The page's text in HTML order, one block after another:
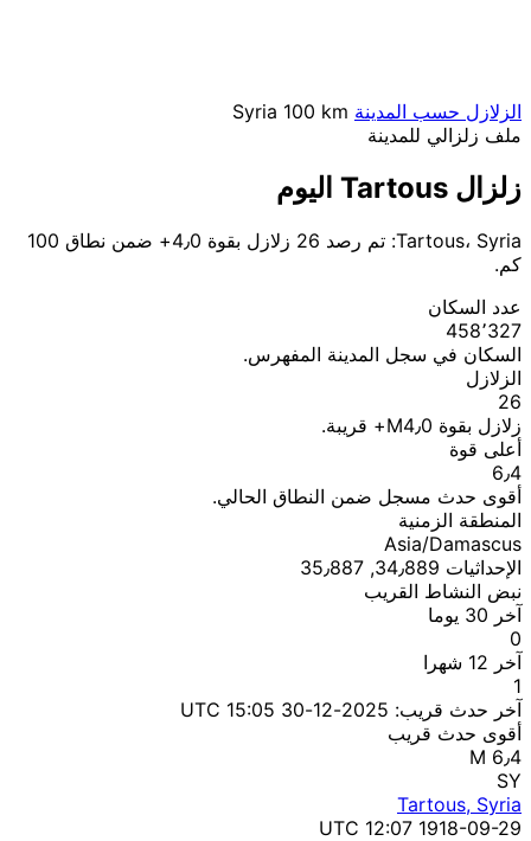
الزلازل حسب المدينة Syria 100 km
ملف زلزالي للمدينة
زلزال Tartous اليوم
Tartous، Syria: تم رصد 26 زلازل بقوة 4٫0+ ضمن نطاق 100
كم.
عدد السكان
458٬327
السكان في سجل المدينة المفهرس.
الزلازل
26
زلازل بقوة M4٫0+ قريبة.
أعلى قوة
6٫4
أقوى حدث مسجل ضمن النطاق الحالي.
المنطقة الزمنية
Asia/Damascus
الإحداثيات 34٫889, 35٫887
نبض النشاط القريب
آخر 30 يوما
0
آخر 12 شهرا
1
آخر حدث قريب: 2025-12-30 15:05 UTC
أقوى حدث قريب
M 6٫4
SY
Tartous, Syria
1918-09-29 12:07 UTC